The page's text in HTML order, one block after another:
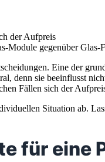
Module gegenüber
Eine der
denn sie beeinflusst
Fällen sich der
Situation ab.
für eine